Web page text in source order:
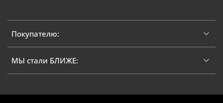
Покупателю:
МЫ стали БЛИЖЕ: